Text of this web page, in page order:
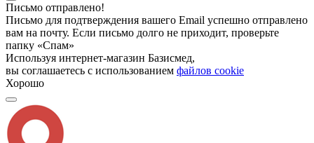
Письмо отправлено!
Письмо для подтверждения вашего Email успешно отправлено
вам на почту. Если письмо долго не приходит, проверьте
папку «Спам»
Используя интернет-магазин Базисмед,
вы соглашаетесь с использованием файлов cookie
Хорошо